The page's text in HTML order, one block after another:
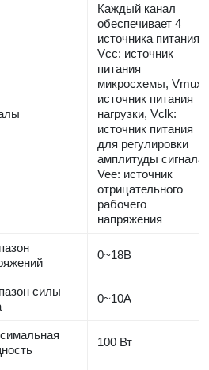
Каждый канал
обеспечивает 4
источника питания:
Vcc: источник
питания
микросхемы, Vmux:
источник питания
нагрузки, Vclk:
источник питания
для регулировки
амплитуды сигнала,
Vee: источник
отрицательного
рабочего
напряжения
0~18В
силы
0~10А
100 Вт